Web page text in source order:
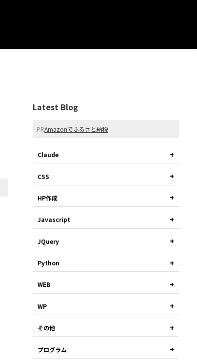
Latest Blog
PRAmazonでふるさと納税
Claude
CSS
HP作成
Javascript
JQuery
Python
WEB
WP
その他
プログラム